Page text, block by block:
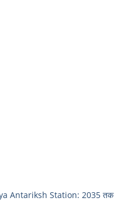
Antariksh Station: 2035 तक